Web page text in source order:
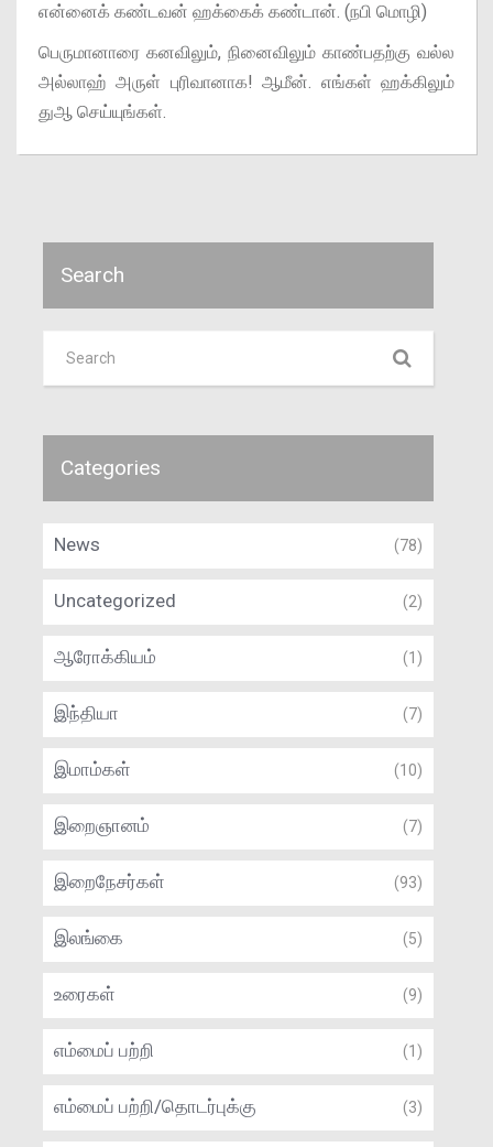
என்னைக் கண்டவன் ஹக்கைக் கண்டான். (நபி மொழி)
பெருமானாரை கனவிலும், நினைவிலும் காண்பதற்கு வல்ல
அல்லாஹ் அருள் புரிவானாக! ஆமீன். எங்கள் ஹக்கிலும்
துஆ செய்யுங்கள்.
Search
Categories
News (78)
Uncategorized (2)
ஆரோக்கியம் (1)
இந்தியா (7)
இமாம்கள் (10)
இறைஞானம் (7)
இறைநேசர்கள் (93)
இலங்கை (5)
உரைகள் (9)
எம்மைப் பற்றி (1)
எம்மைப் பற்றி/தொடர்புக்கு (3)